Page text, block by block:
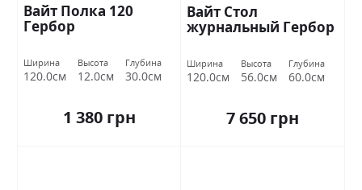
Вайт Полка 120
Гербор
Ширина
120.0см
Высота
12.0см
Глубина
30.0см
1 380 грн
Вайт Стол
журнальный Гербор
Ширина
120.0см
Высота
56.0см
Глубина
60.0см
7 650 грн